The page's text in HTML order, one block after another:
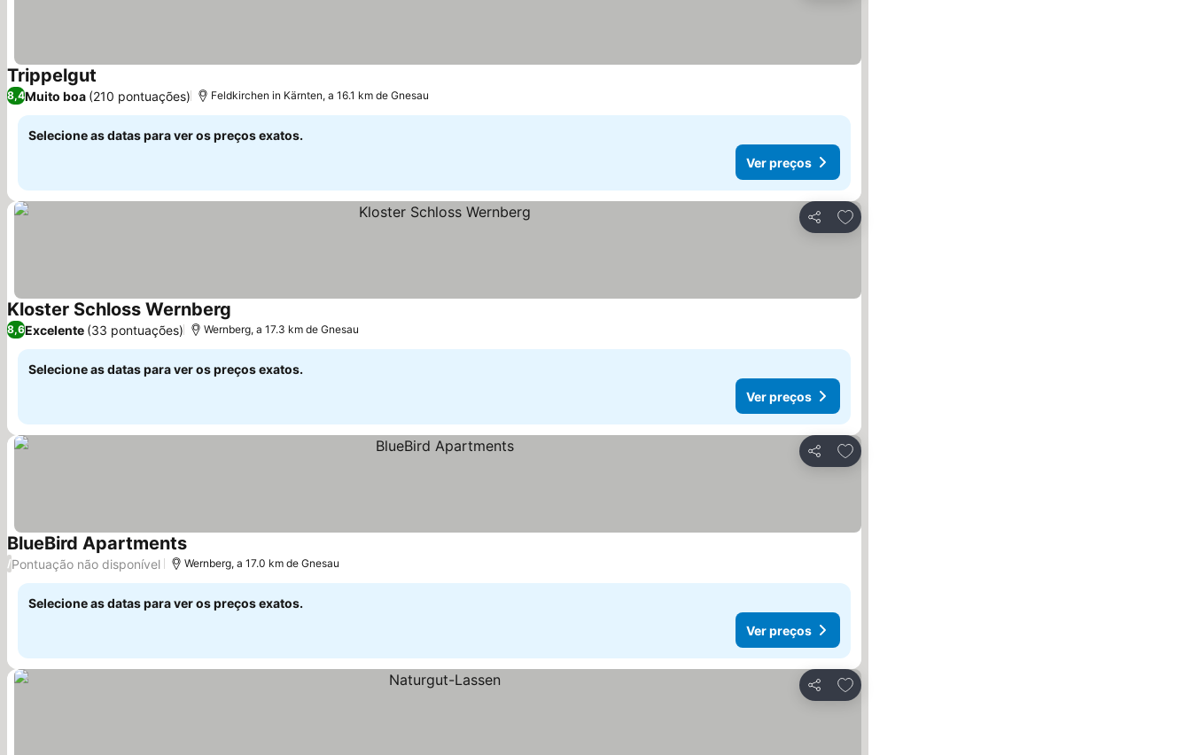
Trippelgut
8,4Muito boa (210 pontuações) Feldkirchen in Kärnten, a 16.1 km de Gnesau
Selecione as datas para ver os preços exatos.
Ver preços
Partilhar
Adicionar aos favoritos
Kloster Schloss Wernberg
8,6Excelente (33 pontuações) Wernberg, a 17.3 km de Gnesau
Selecione as datas para ver os preços exatos.
Ver preços
Partilhar
Adicionar aos favoritos
BlueBird ApartmentsVer preços
/Pontuação não disponível Wernberg, a 17.0 km de Gnesau
Selecione as datas para ver os preços exatos.
Ver preços
Partilhar
Adicionar aos favoritos